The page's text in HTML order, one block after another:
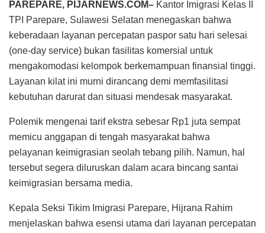
PAREPARE, PIJARNEWS.COM– Kantor Imigrasi Kelas II
TPI Parepare, Sulawesi Selatan menegaskan bahwa
keberadaan layanan percepatan paspor satu hari selesai
(one-day service) bukan fasilitas komersial untuk
mengakomodasi kelompok berkemampuan finansial tinggi.
Layanan kilat ini murni dirancang demi memfasilitasi
kebutuhan darurat dan situasi mendesak masyarakat.
Polemik mengenai tarif ekstra sebesar Rp1 juta sempat
memicu anggapan di tengah masyarakat bahwa
pelayanan keimigrasian seolah tebang pilih. Namun, hal
tersebut segera diluruskan dalam acara bincang santai
keimigrasian bersama media.
Kepala Seksi Tikim Imigrasi Parepare, Hijrana Rahim
menjelaskan bahwa esensi utama dari layanan percepatan